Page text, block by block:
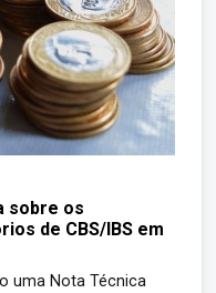
sobre os
de CBS/IBS em
uma Nota Técnica